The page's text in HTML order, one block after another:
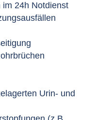
im 24h Notdienst
Urin- und